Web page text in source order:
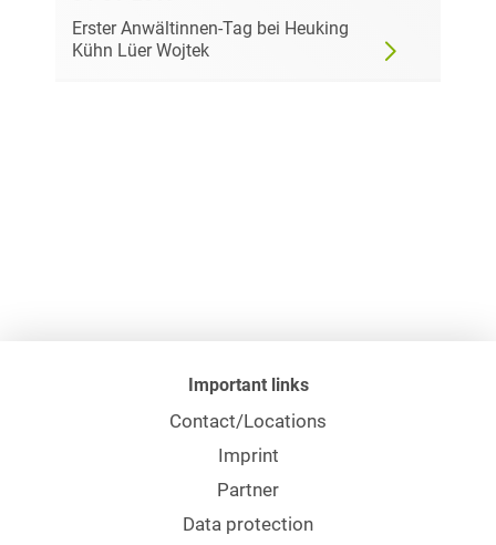
Erster Anwältinnen-Tag bei Heuking
Kühn Lüer Wojtek
Important links
Contact/Locations
Imprint
Partner
Data protection